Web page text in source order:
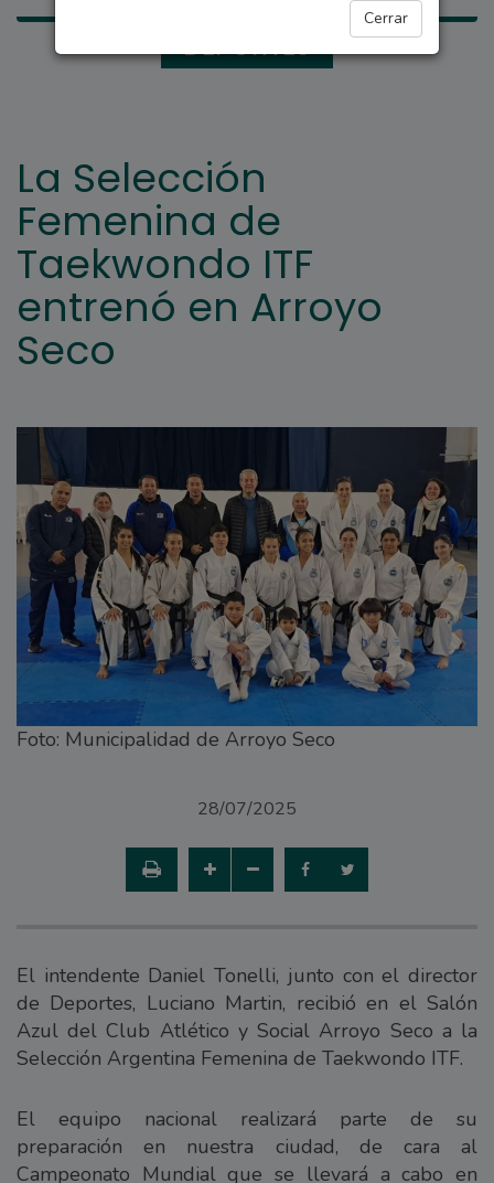
Cerrar
DEPORTES
La Selección
Femenina de
Taekwondo ITF
entrenó en Arroyo
Seco
Foto: Municipalidad de Arroyo Seco
28/07/2025
El intendente Daniel Tonelli, junto con el director
de Deportes, Luciano Martin, recibió en el Salón
Azul del Club Atlético y Social Arroyo Seco a la
Selección Argentina Femenina de Taekwondo ITF.
El equipo nacional realizará parte de su
preparación en nuestra ciudad, de cara al
Campeonato Mundial que se llevará a cabo en